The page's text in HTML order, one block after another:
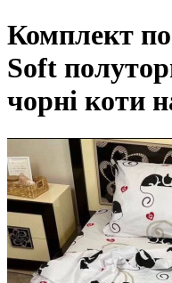
Комплект
Soft
чорні коти